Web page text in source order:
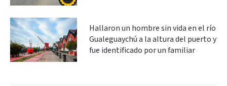
Hallaron un hombre sin vida en el río
Gualeguaychú a la altura del puerto y
fue identificado por un familiar